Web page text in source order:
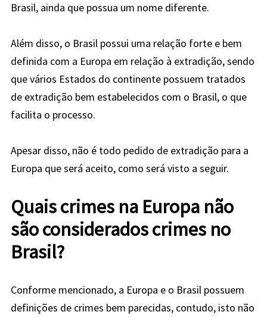
Brasil, ainda que possua um nome diferente.
Além disso, o Brasil possui uma relação forte e bem
definida com a Europa em relação à extradição, sendo
que vários Estados do continente possuem tratados
de extradição bem estabelecidos com o Brasil, o que
facilita o processo.
Apesar disso, não é todo pedido de extradição para a
Europa que será aceito, como será visto a seguir.
Quais crimes na Europa não
são considerados crimes no
Brasil?
Conforme mencionado, a Europa e o Brasil possuem
definições de crimes bem parecidas, contudo, isto não